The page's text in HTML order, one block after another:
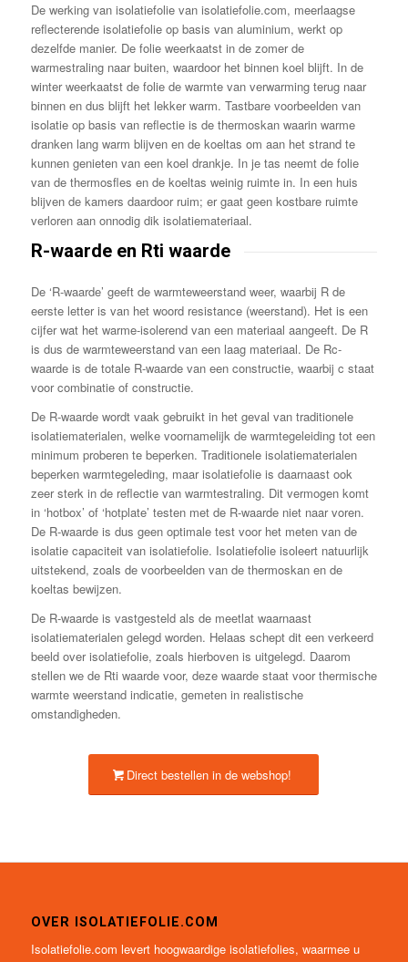
De werking van isolatiefolie van isolatiefolie.com, meerlaagse
reflecterende isolatiefolie op basis van aluminium, werkt op
dezelfde manier. De folie weerkaatst in de zomer de
warmestraling naar buiten, waardoor het binnen koel blijft. In de
winter weerkaatst de folie de warmte van verwarming terug naar
binnen en dus blijft het lekker warm. Tastbare voorbeelden van
isolatie op basis van reflectie is de thermoskan waarin warme
dranken lang warm blijven en de koeltas om aan het strand te
kunnen genieten van een koel drankje. In je tas neemt de folie
van de thermosfles en de koeltas weinig ruimte in. In een huis
blijven de kamers daardoor ruim; er gaat geen kostbare ruimte
verloren aan onnodig dik isolatiemateriaal.
R-waarde en Rti waarde
De ‘R-waarde’ geeft de warmteweerstand weer, waarbij R de
eerste letter is van het woord resistance (weerstand). Het is een
cijfer wat het warme-isolerend van een materiaal aangeeft. De R
is dus de warmteweerstand van een laag materiaal. De Rc-
waarde is de totale R-waarde van een constructie, waarbij c staat
voor combinatie of constructie.
De R-waarde wordt vaak gebruikt in het geval van traditionele
isolatiematerialen, welke voornamelijk de warmtegeleiding tot een
minimum proberen te beperken. Traditionele isolatiematerialen
beperken warmtegeleding, maar isolatiefolie is daarnaast ook
zeer sterk in de reflectie van warmtestraling. Dit vermogen komt
in ‘hotbox’ of ‘hotplate’ testen met de R-waarde niet naar voren.
De R-waarde is dus geen optimale test voor het meten van de
isolatie capaciteit van isolatiefolie. Isolatiefolie isoleert natuurlijk
uitstekend, zoals de voorbeelden van de thermoskan en de
koeltas bewijzen.
De R-waarde is vastgesteld als de meetlat waarnaast
isolatiematerialen gelegd worden. Helaas schept dit een verkeerd
beeld over isolatiefolie, zoals hierboven is uitgelegd. Daarom
stellen we de Rti waarde voor, deze waarde staat voor thermische
warmte weerstand indicatie, gemeten in realistische
omstandigheden.
Direct bestellen in de webshop!
OVER ISOLATIEFOLIE.COM
Isolatiefolie.com levert hoogwaardige isolatiefolies, waarmee u